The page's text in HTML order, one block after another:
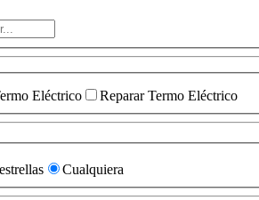
Eléctrico
Reparar Termo Eléctrico
Cualquiera